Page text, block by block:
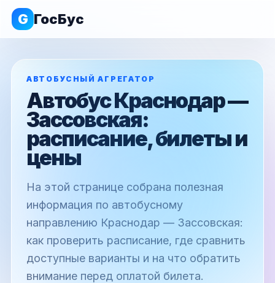
G ГосБус
АВТОБУСНЫЙ АГРЕГАТОР
Автобус Краснодар —
Зассовская:
расписание, билеты и
цены
На этой странице собрана полезная
информация по автобусному
направлению Краснодар — Зассовская:
как проверить расписание, где сравнить
доступные варианты и на что обратить
внимание перед оплатой билета.